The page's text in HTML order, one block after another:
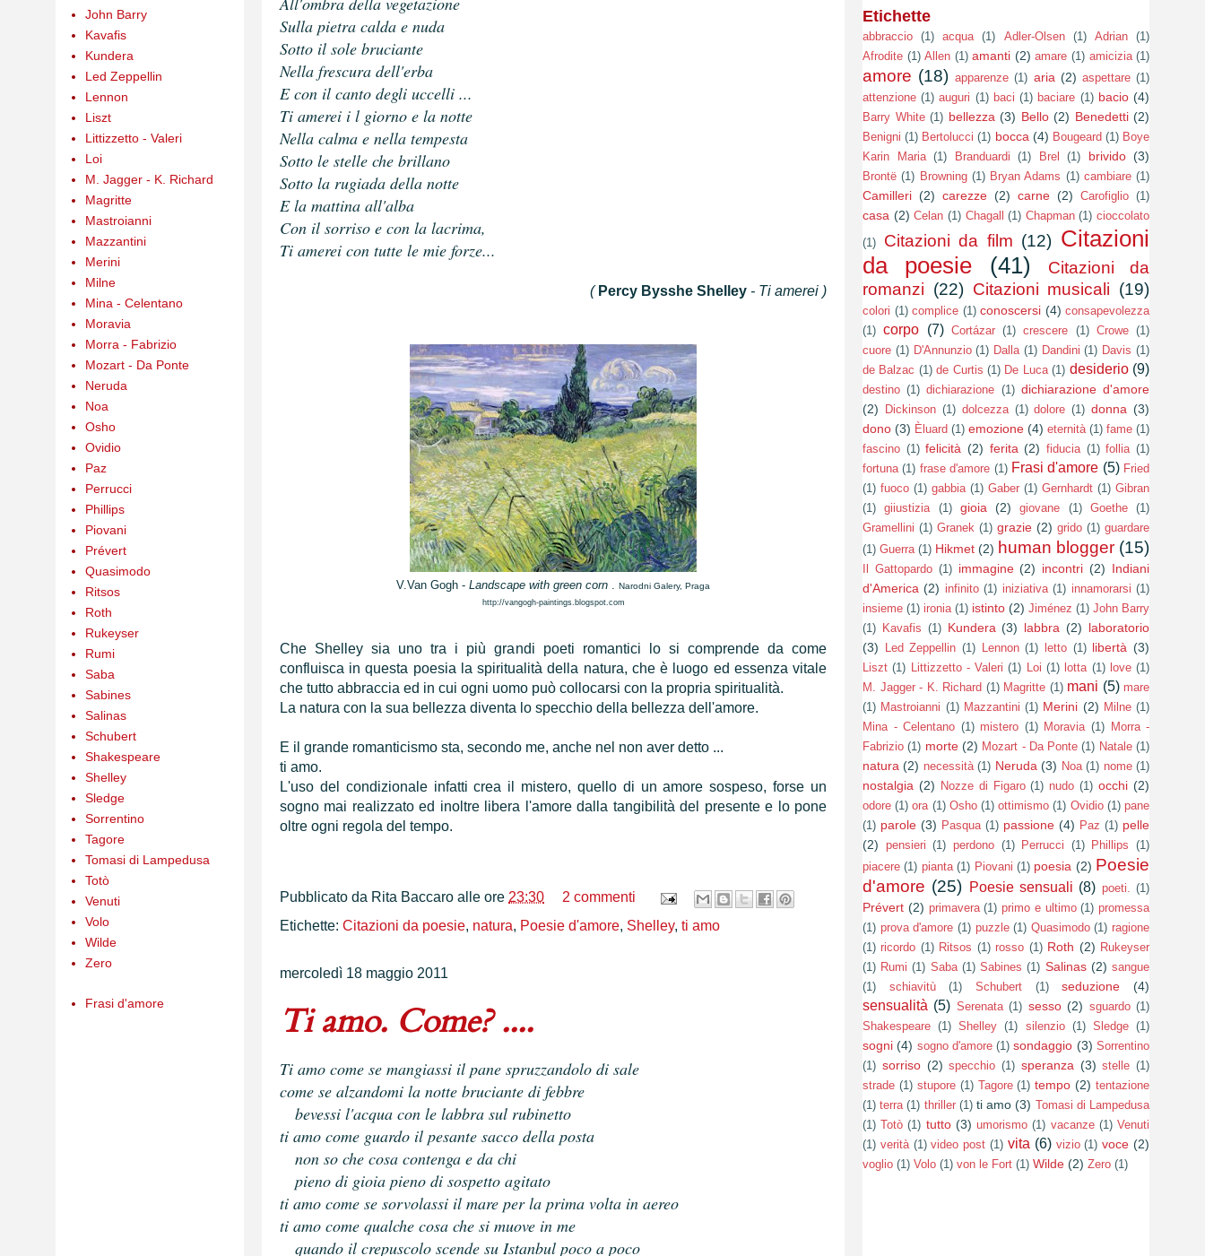
Sulla pietra calda e nuda
Sotto il sole bruciante
Nella frescura dell'erba
E con il canto degli uccelli ...
Ti amerei i l giorno e la notte
Nella calma e nella tempesta
Sotto le stelle che brillano
Sotto la rugiada della notte
E la mattina all'alba
Con il sorriso e con la lacrima,
Ti amerei con tutte le mie forze...
( Percy Byss he Shelley - Ti amerei )
V.Van Gogh - Landscape with green corn Narodni Galery, Praga
http://vangogh-paintings.blogspot.com
Che Shelley sia uno tra i più grandi poeti romantici lo si comprende da come
confluisca in questa poesia la spiritualità della natura, che è luogo ed essenza vitale
che tutto abbraccia ed in cui ogni uomo può collocarsi con la propria spiritualità.
La natura con la sua bellezza diventa lo specchio della bellezza dell'amore.
E il grande romanticismo sta, secondo me, anche nel non aver detto ...
ti amo.
L'uso del condizionale infatti crea il mistero, quello di un amore sospeso, forse un
sogno mai realizzato ed inoltre libera l'amore dalla tangibilità del presente e lo pone
oltre ogni regola del tempo.
Pubblicato da Rita Baccaro alle ore 23:30
2 commenti
Etichette: Citazioni da poesie, natura, Poesie d'amore, Shelley, ti amo
mercoledì 18 maggio 2011
Ti amo. Come? ....
Ti amo come se mangiassi il pane spruzzandolo di sale
come se alzandomi la notte bruciante di febbre
bevessi l'acqua con le labbra sul rubinetto
ti amo come guardo il pesante sacco della posta
non so che cosa contenga e da chi
pieno di gioia pieno di sospetto agitato
ti amo come se sorvolassi il mare per la prima volta in aereo
ti amo come qualche cosa che si muove in me
quando il crepuscolo scende su Istanbul poco a poco
John Barry
Kavafis
Kundera
Led Zeppellin
Lennon
Liszt
Littizzetto - Valeri
Loi
M. Jagger - K. Richard
Magritte
Mastroianni
Mazzantini
Merini
Milne
Mina - Celentano
Moravia
Morra - Fabrizio
Mozart - Da Ponte
Neruda
Noa
Osho
Ovidio
Paz
Perrucci
Phillips
Piovani
Prévert
Quasimodo
Ritsos
Roth
Rukeyser
Rumi
Saba
Sabines
Salinas
Schubert
Shakespeare
Shelley
Sledge
Sorrentino
Tagore
Tomasi di Lampedusa
Totò
Venuti
Volo
Wilde
Zero
Frasi d'amore
Etichette
abbraccio (1) acqua (1) Adler-Olsen (1) Adrian
(1)
Afrodite (1) Allen (1) amanti (2) amare (1) amicizia (1)
amore (18) apparenze (1) aria (2) aspettare (1)
attenzione (1) auguri (1) baci (1) baciare (1) bacio (4)
Barry White (1) bellezza (3) Bello (2) Benedetti (2)
Benigni (1) Bertolucci (1) bocca (4) Bougeard (1) Boye
Karin Maria (1) Branduardi (1) Brel (1) brivido (3)
Brontë (1) Browning (1) Bryan Adams (1) cambiare (1)
Camilleri (2) carezze (2) carne (2) Carofiglio (1)
casa (2) Celan (1) Chagall (1) Chapman (1) cioccolato
(1)
Citazioni da film (12) Citazioni
da poesie
(41)
Citazioni da
romanzi (22) Citazioni musicali (19)
colori (1) complice (1) conoscersi (4) consapevolezza
(1) corpo (7) Cortázar (1) crescere (1) Crowe (1)
cuore (1) D'Annunzio (1) Dalla (1) Dandini (1) Davis (1)
de Balzac (1) de Curtis (1) De Luca (1) desiderio (9)
destino (1) dichiarazione (1) dichiarazione d'amore
(2)
Dickinson (1) dolcezza (1) dolore (1) donna (3)
dono (3) Èluard (1) emozione (4) eternità (1) fame (1)
fascino (1) felicità (2) ferita (2) fiducia (1) follia (1)
fortuna (1) frase d'amore (1) Frasi d'amore (5) Fried
(1) fuoco (1) gabbia (1) Gaber (1) Gernhardt (1) Gibran
(1)
giiustizia (1) gioia (2) giovane (1) Goethe
(1)
Gramellini (1) Granek (1) grazie (2) grido (1) guardare
(1) Guerra (1) Hikmet (2) human blogger (15)
Il Gattopardo (1) immagine (2) incontri (2) Indiani
d'America (2) infinito (1) iniziativa (1) innamorarsi (1)
insieme (1) ironia (1) istinto (2) Jiménez (1) John Barry
(1) Kavafis (1) Kundera (3) labbra (2) laboratorio
(3)
Led Zeppellin (1) Lennon (1) letto (1) libertà (3)
Liszt (1) Littizzetto - Valeri (1) Loi (1) lotta (1) love (1)
M. Jagger - K. Richard (1) Magritte (1) mani (5) mare
(1) Mastroianni (1) Mazzantini (1) Merini (2) Milne (1)
Mina - Celentano (1) mistero (1) Moravia (1)
Morra -
Fabrizio (1) morte (2) Mozart - Da Ponte (1) Natale (1)
natura (2) necessità (1) Neruda (3) Noa (1) nome (1)
nostalgia (2) Nozze di Figaro (1) nudo (1) occhi (2)
odore (1) ora (1) Osho (1) ottimismo (1) Ovidio (1) pane
(1) parole (3) Pasqua (1) passione (4) Paz (1) pelle
(2) pensieri (1) perdono (1) Perrucci (1) Phillips (1)
piacere (1) pianta (1) Piovani (1) poesia (2) Poesie
d'amore (25) Poesie sensuali (8) poeti. (1)
Prévert (2) primavera (1) primo e ultimo (1) promessa
(1) prova d'amore (1) puzzle (1) Quasimodo (1) ragione
(1) ricordo (1) Ritsos (1) rosso (1) Roth (2) Rukeyser
(1) Rumi (1) Saba (1) Sabines (1) Salinas (2) sangue
(1)
schiavitù (1) Schubert (1) seduzione (4)
sensualità (5) Serenata (1) sesso (2) sguardo (1)
Shakespeare (1) Shelley (1) silenzio (1) Sledge (1)
sogni (4) sogno d'amore (1) sondaggio (3) Sorrentino
(1) sorriso (2) specchio (1) speranza (3) stelle (1)
strade (1) stupore (1) Tagore (1) tempo (2) tentazione
(1) terra (1) thriller (1) ti amo (3) Tomasi di Lampedusa
(1) Totò (1) tutto (3) umorismo (1) vacanze (1) Venuti
(1) verità (1) video post (1) vita (6) vizio (1) voce (2)
voglio (1) Volo (1) von le Fort (1) Wilde (2) Zero (1)